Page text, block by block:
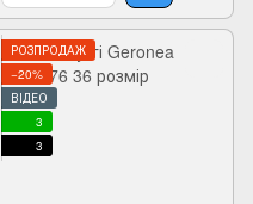
РОЗПРОДАЖ
−20%
ВІДЕО
3
3